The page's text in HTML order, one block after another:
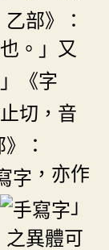
部》：
。」又
《字
止切，音
：
，亦作
」
之異體可